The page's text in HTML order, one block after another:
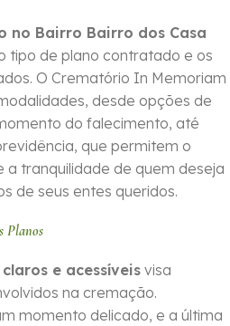
no Bairro Bairro dos Casa
tipo de plano contratado e os
O Crematório In Memoriam
desde opções de
do falecimento, até
que permitem o
a tranquilidade de quem deseja
de seus entes queridos.
Planos
e acessíveisvisa
na cremação.
momento delicado, e a última